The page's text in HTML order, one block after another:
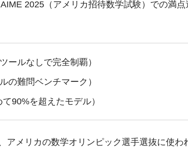
2025（アメリカ招待数学試験）での満点
ールなしで完全制覇）
の難問ベンチマーク）
90%を超えたモデル）
アメリカの数学オリンピック選手選抜に使わ